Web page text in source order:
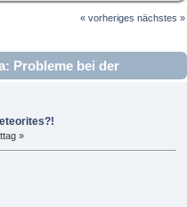
« vorheriges nächstes »
Probleme bei der
4258 mal)
»